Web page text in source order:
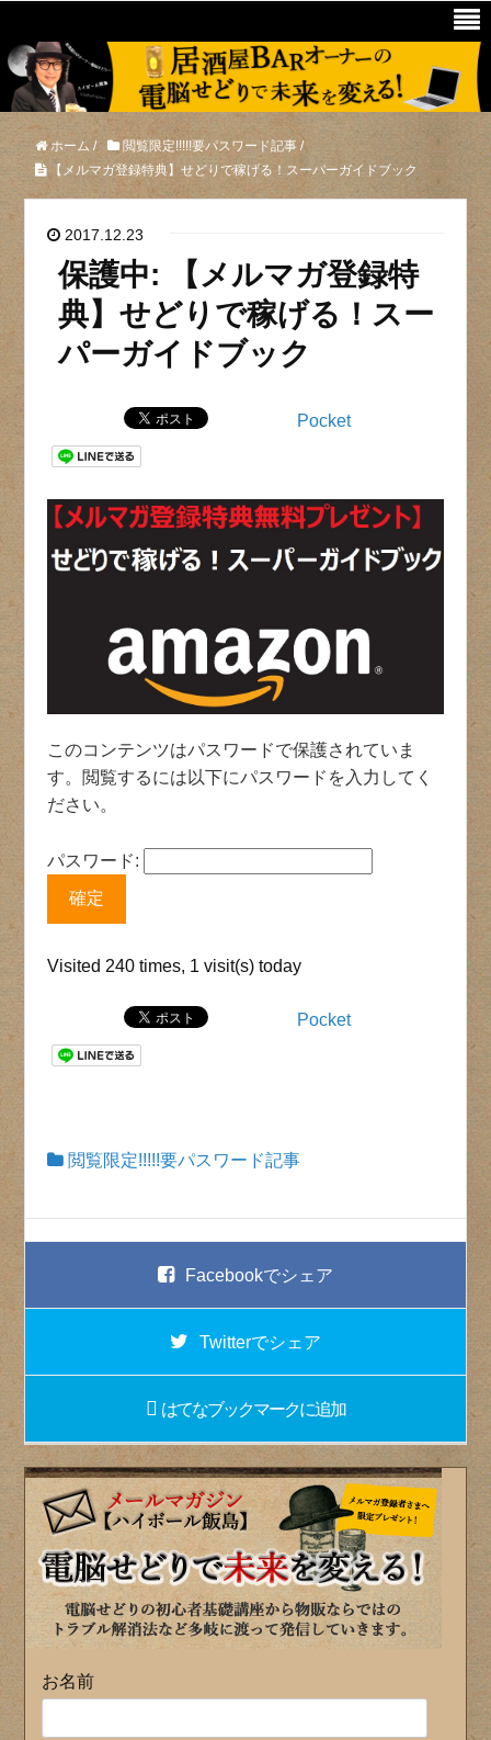
ホーム / 閲覧限定!!!!!要パスワード記事 /
【メルマガ登録特典】せどりで稼げる！スーパーガイドブック
2017.12.23
保護中: 【メルマガ登録特
典】せどりで稼げる！スー
パーガイドブック
Pocket
このコンテンツはパスワードで保護されていま
す。閲覧するには以下にパスワードを入力してく
ださい。
パスワード:
Visited 240 times, 1 visit(s) today
Pocket
閲覧限定!!!!!要パスワード記事
Facebookでシェア
Twitterでシェア
はてなブックマークに追加
お名前